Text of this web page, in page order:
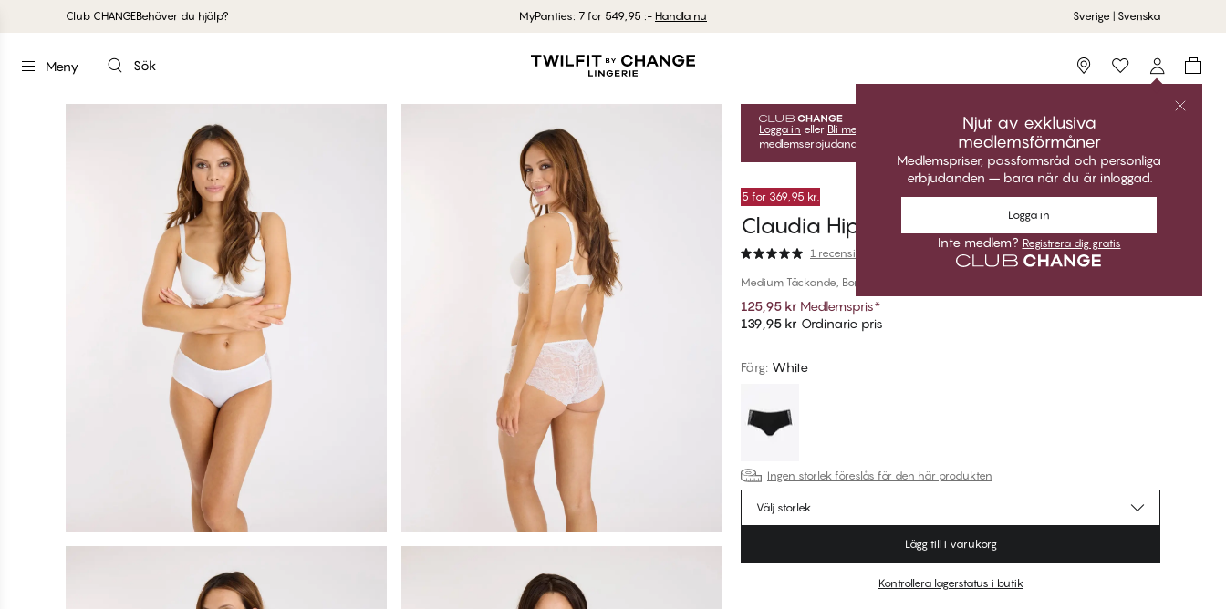
Club CHANGEBehöver du hjälp? MyPanties: 7 for 549,95 :- Handla nu Sverige | Svenska
Meny Sök Storefinder
Njut av exklusiva
medlemsförmåner
Medlemspriser, passformsråd och personliga
erbjudanden – bara när du är inloggad.
Logga in
Inte medlem? Registrera dig gratis
Logga in eller Bli medlem
gratis för att låsa upp dina exklusiva
medlemserbjudanden! Klubbpriser är endast giltiga när du är inloggad.
5 for 369,95 kr.
Claudia Hipster
1 recension
Medium Täckande, Bomull
125,95 kr Medlemspris*
139,95 kr Ordinarie pris
Färg: White
Ingen storlek föreslås för den här produkten
Välj storlek
Lägg till i varukorg
Kontrollera lagerstatus i butik